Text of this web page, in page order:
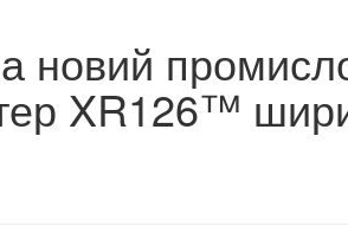
новий
XR126™